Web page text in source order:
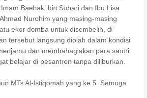
Baehaki bin Suhari dan Ibu Lisa
Nurohim yang masing-masing
ekor domba untuk disembelih, di
tersebut langsung diolah dalam kondisi
dan membahagiakan para santri
belajar di pesantren tanpa diliburkan.
MTs Al-Istiqomah yang ke 5. Semoga